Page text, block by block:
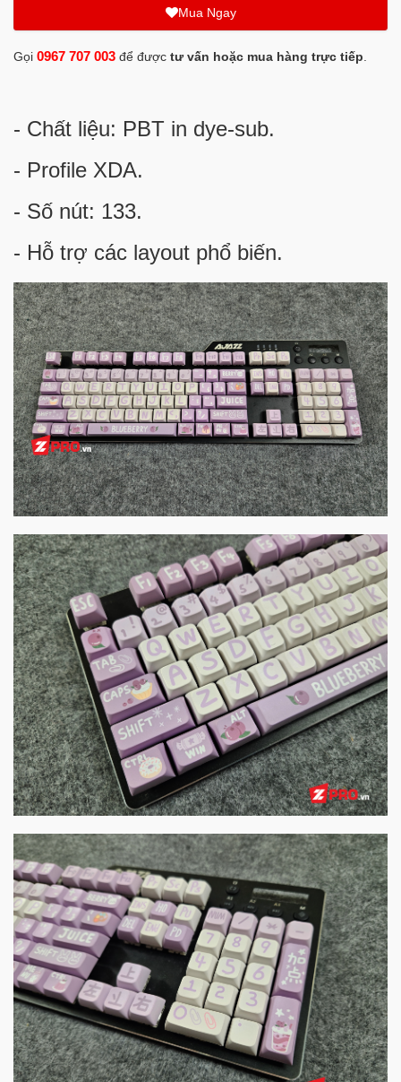
Mua Ngay
Gọi 0967 707 003 để được tư vấn hoặc mua hàng trực tiếp
- Chất liệu: PBT in dye-sub.
- Profile XDA.
- Số nút: 133.
- Hỗ trợ các layout phổ biến.